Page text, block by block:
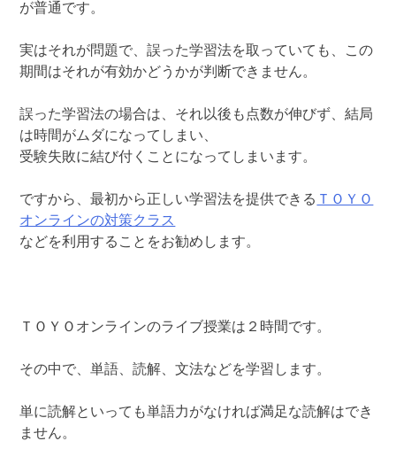
が普通です。
実はそれが問題で、誤った学習法を取っていても、この
期間はそれが有効かどうかが判断できません。
誤った学習法の場合は、それ以後も点数が伸びず、結局
は時間がムダになってしまい、
受験失敗に結び付くことになってしまいます。
ですから、最初から正しい学習法を提供できる ＴＯＹＯ
オンラインの対策クラス
などを利用することをお勧めします。
ＴＯＹＯオンラインのライブ授業は２時間です。
その中で、単語、読解、文法などを学習します。
単に読解といっても単語力がなければ満足な読解はでき
ません。